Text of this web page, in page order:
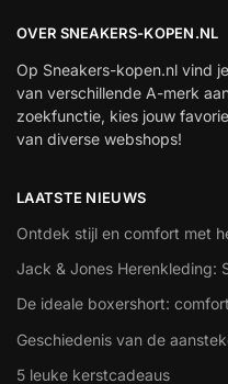
OVER SNEAKERS-KOPEN.NL
Op Sneakers-kopen.nl vind
van verschillende A-merk
zoekfunctie, kies jouw
van diverse webshops!
LAATSTE NIEUWS
Ontdek stijl en comfort met
Jack & Jones Herenkleding:
De ideale boxershort:
Geschiedenis van de
5 leuke kerstcadeaus